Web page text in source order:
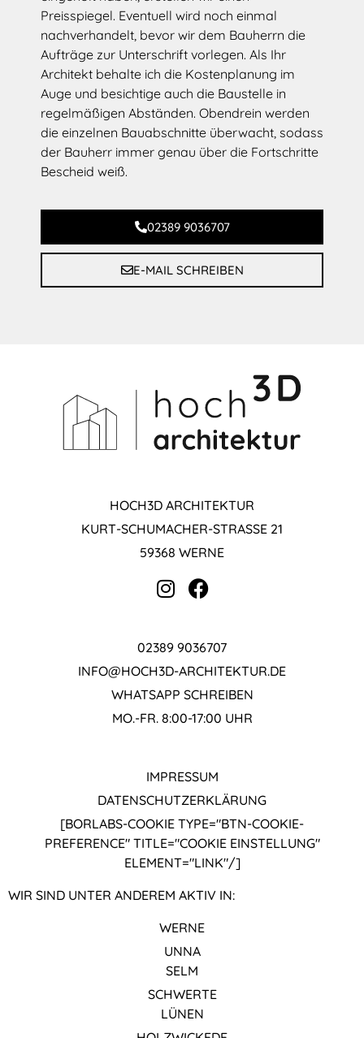
Preisspiegel. Eventuell wird noch einmal
nachverhandelt, bevor wir dem Bauherrn die
Aufträge zur Unterschrift vorlegen. Als Ihr
Architekt behalte ich die Kostenplanung im
Auge und besichtige auch die Baustelle in
regelmäßigen Abständen. Obendrein werden
die einzelnen Bauabschnitte überwacht, sodass
der Bauherr immer genau über die Fortschritte
Bescheid weiß.
02389 9036707
E-MAIL SCHREIBEN
HOCH3D ARCHITEKTUR
KURT-SCHUMACHER-STRASSE 21
59368 WERNE
02389 9036707
INFO@HOCH3D-ARCHITEKTUR.DE
WHATSAPP SCHREIBEN
MO.-FR. 8:00-17:00 UHR
IMPRESSUM
DATENSCHUTZ­ERKLÄRUNG
[BORLABS-COOKIE TYPE="BTN-COOKIE-
PREFERENCE" TITLE="COOKIE EINSTELLUNG"
ELEMENT="LINK"/]
WIR SIND UNTER ANDEREM AKTIV IN:
WERNE
UNNA
SELM
SCHWERTE
LÜNEN